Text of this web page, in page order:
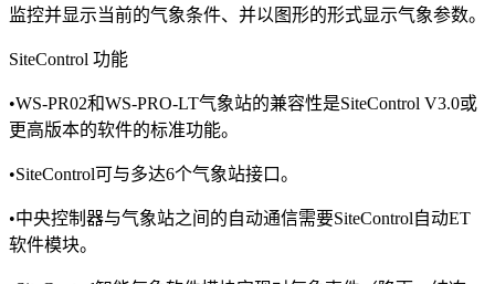
监控并显示当前的气象条件、并以图形的形式显示气象参数。
SiteControl 功能
•WS-PR02和WS-PRO-LT气象站的兼容性是SiteControl V3.0或
更高版本的软件的标准功能。
•SiteControl可与多达6个气象站接口。
•中央控制器与气象站之间的自动通信需要SiteControl自动ET
软件模块。